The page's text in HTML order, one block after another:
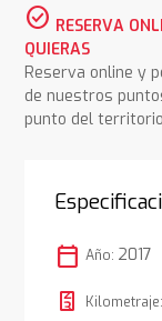
check_circle RESERVA
QUIERAS
Reserva online y
de nuestros
punto del
calendar_today Año: 2017
Kilometraje: